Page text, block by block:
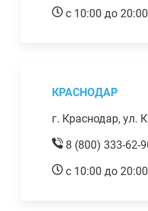
с 10:00 до 20:00
КРАСНОДАР
г. Краснодар, ул.
8 (800) 333-62-
с 10:00 до 20:00